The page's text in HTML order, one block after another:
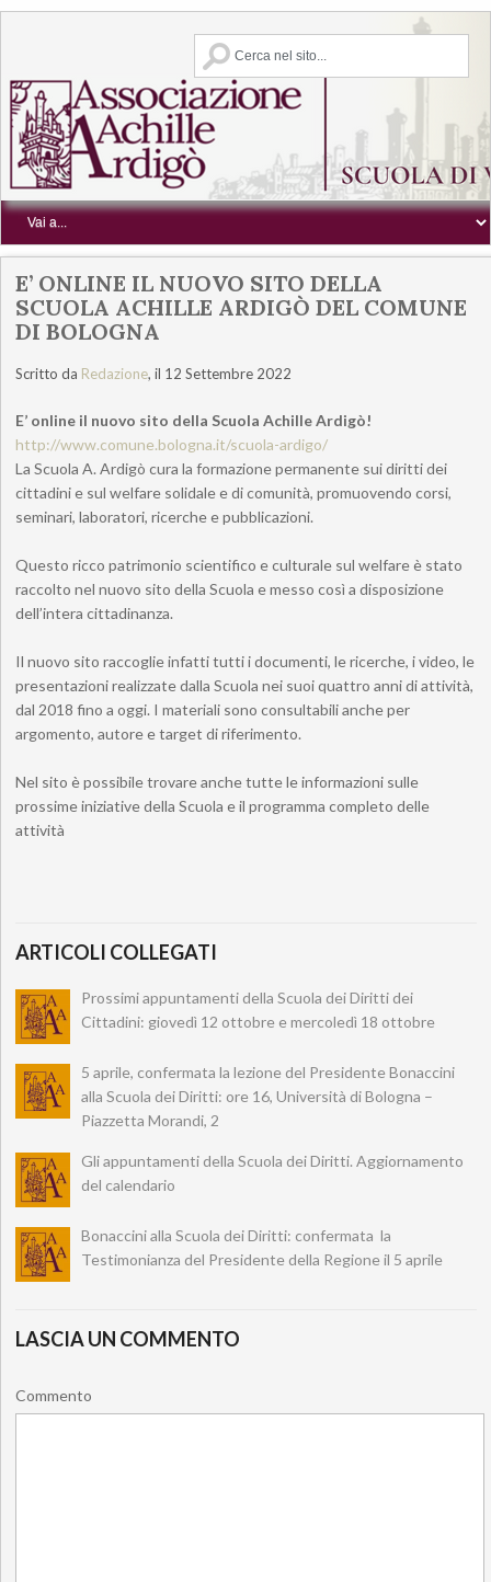
E’ ONLINE IL NUOVO SITO DELLA
SCUOLA ACHILLE ARDIGÒ DEL COMUNE
DI BOLOGNA
Scritto da Redazione, il 12 Settembre 2022
E’ online il nuovo sito della Scuola Achille Ardigò!
http://www.comune.bologna.it/scuola-ardigo/
La Scuola A. Ardigò cura la formazione permanente sui diritti dei
cittadini e sul welfare solidale e di comunità, promuovendo corsi,
seminari, laboratori, ricerche e pubblicazioni.
Questo ricco patrimonio scientifico e culturale sul welfare è stato
raccolto nel nuovo sito della Scuola e messo così a disposizione
dell’intera cittadinanza.
Il nuovo sito raccoglie infatti tutti i documenti, le ricerche, i video, le
presentazioni realizzate dalla Scuola nei suoi quattro anni di attività,
dal 2018 fino a oggi. I materiali sono consultabili anche per
argomento, autore e target di riferimento.
Nel sito è possibile trovare anche tutte le informazioni sulle
prossime iniziative della Scuola e il programma completo delle
attività
ARTICOLI COLLEGATI
Prossimi appuntamenti della Scuola dei Diritti dei
Cittadini: giovedì 12 ottobre e mercoledì 18 ottobre
5 aprile, confermata la lezione del Presidente Bonaccini
alla Scuola dei Diritti: ore 16, Università di Bologna –
Piazzetta Morandi, 2
Gli appuntamenti della Scuola dei Diritti. Aggiornamento
del calendario
Bonaccini alla Scuola dei Diritti: confermata la
Testimonianza del Presidente della Regione il 5 aprile
LASCIA UN COMMENTO
Commento